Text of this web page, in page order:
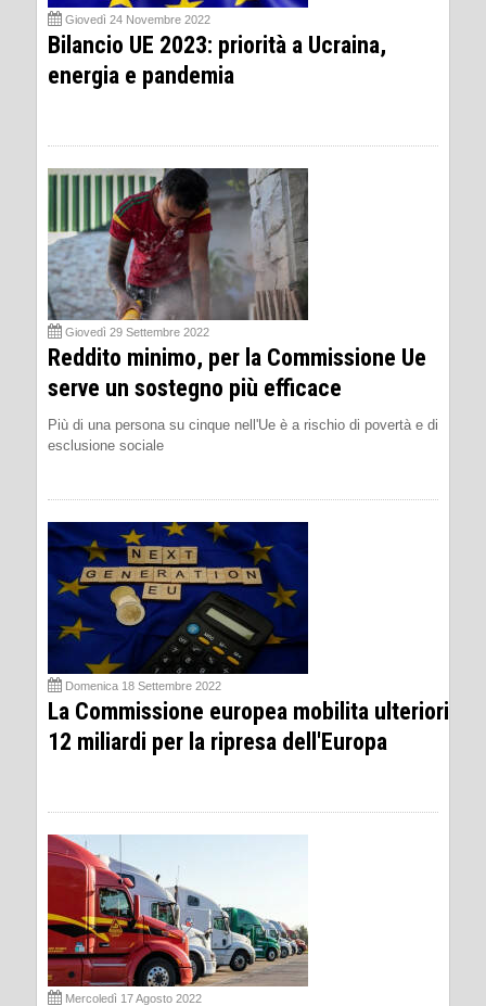
Giovedì 24 Novembre 2022
Bilancio UE 2023: priorità a Ucraina,
energia e pandemia
Giovedì 29 Settembre 2022
Reddito minimo, per la Commissione Ue
serve un sostegno più efficace
Più di una persona su cinque nell'Ue è a rischio di povertà e di
esclusione sociale
Domenica 18 Settembre 2022
La Commissione europea mobilita ulteriori
12 miliardi per la ripresa dell'Europa
Mercoledì 17 Agosto 2022